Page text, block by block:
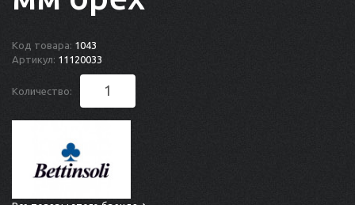
Код товара: 1043
Артикул: 11120033
Количество: